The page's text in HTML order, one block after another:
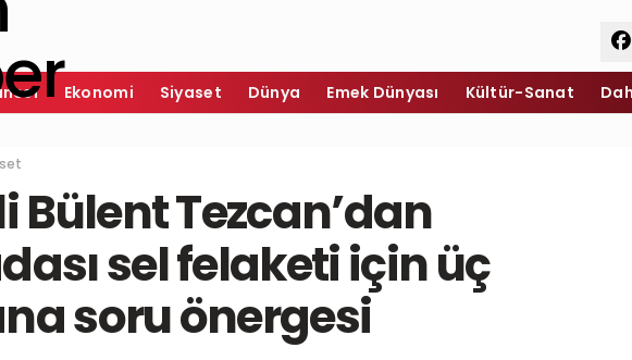
Ekonomi Siyaset Dünya Emek Dünyası Kültür-Sanat
Bülent Tezcan’dan
sel felaketi için üç
soru önergesi